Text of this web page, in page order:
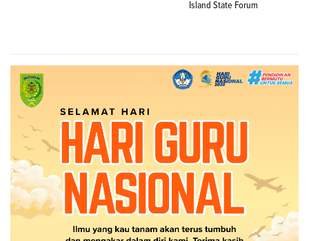
Island State Forum